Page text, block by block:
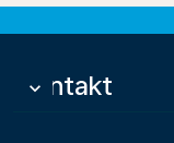
Kontakt
keyboard_arrow_down